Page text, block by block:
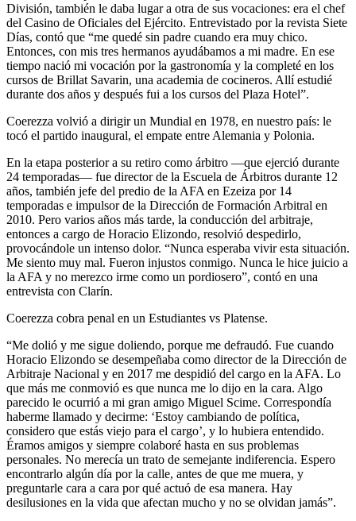
División, también le daba lugar a otra de sus vocaciones: era el chef
del Casino de Oficiales del Ejército. Entrevistado por la revista Siete
Días, contó que “me quedé sin padre cuando era muy chico.
Entonces, con mis tres hermanos ayudábamos a mi madre. En ese
tiempo nació mi vocación por la gastronomía y la completé en los
cursos de Brillat Savarin, una academia de cocineros. Allí estudié
durante dos años y después fui a los cursos del Plaza Hotel”.
Coerezza volvió a dirigir un Mundial en 1978, en nuestro país: le
tocó el partido inaugural, el empate entre Alemania y Polonia.
En la etapa posterior a su retiro como árbitro —que ejerció durante
24 temporadas— fue director de la Escuela de Árbitros durante 12
años, también jefe del predio de la AFA en Ezeiza por 14
temporadas e impulsor de la Dirección de Formación Arbitral en
2010. Pero varios años más tarde, la conducción del arbitraje,
entonces a cargo de Horacio Elizondo, resolvió despedirlo,
provocándole un intenso dolor. “Nunca esperaba vivir esta situación.
Me siento muy mal. Fueron injustos conmigo. Nunca le hice juicio a
la AFA y no merezco irme como un pordiosero”, contó en una
entrevista con Clarín.
Coerezza cobra penal en un Estudiantes vs Platense.
“Me dolió y me sigue doliendo, porque me defraudó. Fue cuando
Horacio Elizondo se desempeñaba como director de la Dirección de
Arbitraje Nacional y en 2017 me despidió del cargo en la AFA. Lo
que más me conmovió es que nunca me lo dijo en la cara. Algo
parecido le ocurrió a mi gran amigo Miguel Scime. Correspondía
haberme llamado y decirme: ‘Estoy cambiando de política,
considero que estás viejo para el cargo’, y lo hubiera entendido.
Éramos amigos y siempre colaboré hasta en sus problemas
personales. No merecía un trato de semejante indiferencia. Espero
encontrarlo algún día por la calle, antes de que me muera, y
preguntarle cara a cara por qué actuó de esa manera. Hay
desilusiones en la vida que afectan mucho y no se olvidan jamás”.